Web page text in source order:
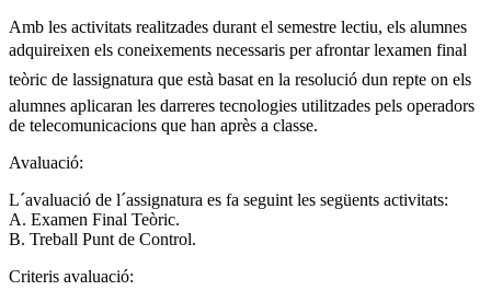
Amb les activitats realitzades durant el semestre lectiu, els alumnes
adquireixen els coneixements necessaris per afrontar lexamen final
teòric de lassignatura que està basat en la resolució dun repte on els
alumnes aplicaran les darreres tecnologies utilitzades pels operadors
de telecomunicacions que han après a classe.
Avaluació:
L´avaluació de l´assignatura es fa seguint les següents activitats:
A. Examen Final Teòric.
B. Treball Punt de Control.
Criteris avaluació: